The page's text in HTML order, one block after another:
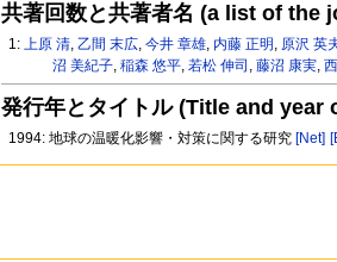
共著回数と共著者名 (a list of the
1:上原 清,乙間 末広,今井 章雄, 内藤 正明 , 原沢 英
沼 美紀子, 稲森 悠平, 若松 伸司 , 藤沼 康実,
発行年とタイトル (Title and year
1994: 地球の温暖化影響・対策に関する研究 [Net]